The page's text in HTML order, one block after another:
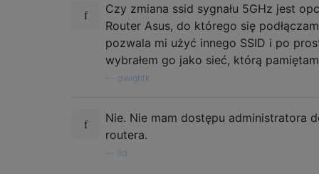
Czy zmiana ssid sygnału 5GHz jest
Router Asus, do którego się
pozwala mi użyć innego SSID i po
wybrałem go jako sieć, którą
dwightk
Nie. Nie mam dostępu administratora
routera.
lid